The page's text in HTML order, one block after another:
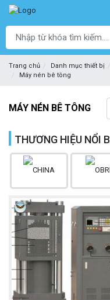
Trang chủ Danh mục thiết bị
Máy nén bê tông
MÁY NÉN BÊ TÔNG
THƯƠNG HIỆU NỔI